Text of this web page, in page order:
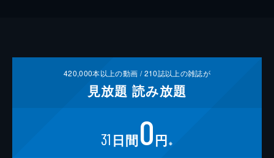
420,000本以上の動画 /210誌以上の雑誌が
見放題 読み放題
31 日間0円 ※